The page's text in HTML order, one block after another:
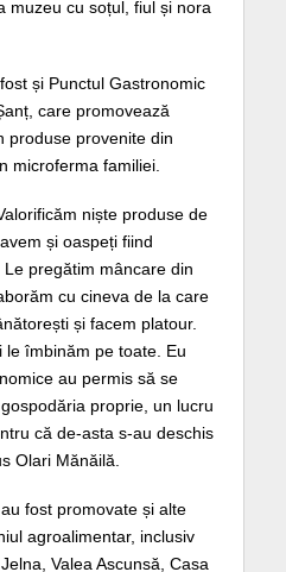
muzeu cu soțul, fiul și nora
și Punctul Gastronomic
care promovează
produse provenite din
microferma familiei.
niște produse de
și oaspeți fiind
pregătim mâncare din
cu cineva de la care
și facem platour.
le îmbinăm pe toate. Eu
au permis să se
proprie, un lucru
că de-asta s-au deschis
Olari Mănăilă.
fost promovate și alte
agroalimentar, inclusiv
Valea Ascunsă, Casa